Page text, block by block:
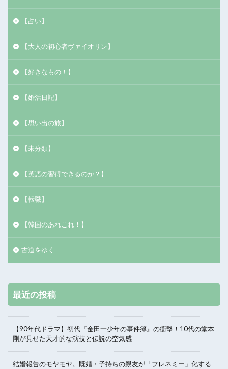
【占い】
【大人の初心者ヴァイオリン】
【好きなもの！】
【婚活日記】
【思い出の旅】
【未分類】
【英語の習得できるのか？】
【転職】
【韓国のあれこれ！】
古道をゆく
最近の投稿
【90年代ドラマ】初代『金田一少年の事件簿』の衝撃！10代の堂本
剛が見せた天才的な演技と伝説の空気感
結婚報告のモヤモヤ。既婚・子持ちの親友が「フレネミー」化する